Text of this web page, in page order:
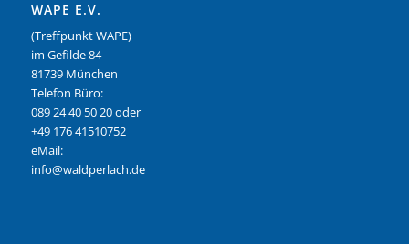
WAPE E.V.
(Treffpunkt WAPE)
im Gefilde 84
81739 München
Telefon Büro:
089 24 40 50 20 oder
+49 176 41510752
eMail:
info@waldperlach.de